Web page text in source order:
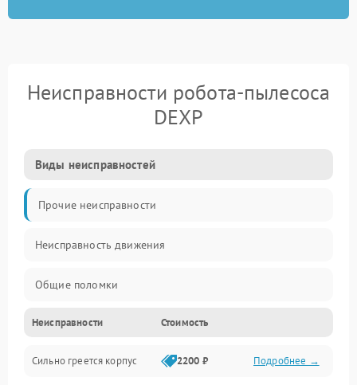
Неисправности робота-пылесоса
DEXP
Виды неисправностей
Прочие неисправности
Неисправность движения
Общие поломки
Неисправность датчиков
Неисправность программного обеспечения
Неисправности Стоимость
Сильно греется корпус 2200 ₽ Подробнее →